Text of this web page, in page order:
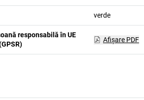
verde
responsabilă în UE
Afişare PDF